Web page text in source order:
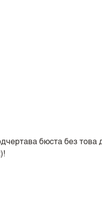
бюста без това